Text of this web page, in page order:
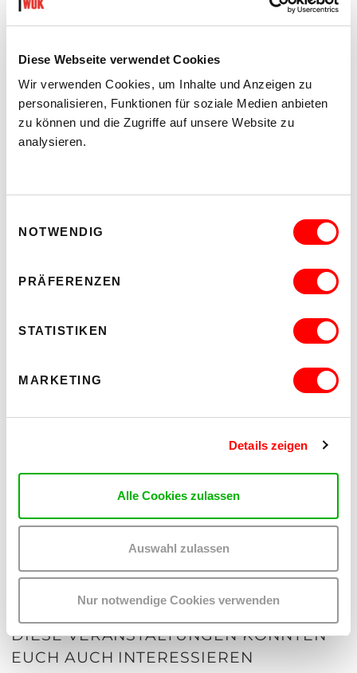
Diese Webseite verwendet Cookies
Wir verwenden Cookies, um Inhalte und Anzeigen zu
personalisieren, Funktionen für soziale Medien anbieten
zu können und die Zugriffe auf unsere Website zu
analysieren.
NOTWENDIG
PRÄFERENZEN
STATISTIKEN
MARKETING
Details zeigen
Alle Cookies zulassen
Auswahl zulassen
Nur notwendige Cookies verwenden
When the Kids Are Sleeping #0
Insert KinderKultur
Mi 21.2.2024, 19.00 ­– 21.00
Di 27.2.2024, 19.00
Sonic Supper
Insert WUK Musik
Insert performing arts
Closing
14.00 Uhr
Andrea Gunnlaugsdóttir
Instagram
DIESE VERANSTALTUNGEN KÖNNTEN
EUCH AUCH INTERESSIEREN